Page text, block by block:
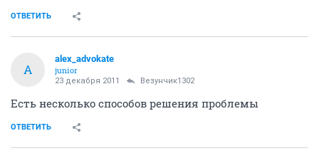
ОТВЕТИТЬ
A
alex_advokate
junior
23 декабря 2011 Везунчик1302
Есть несколько способов решения проблемы
ОТВЕТИТЬ